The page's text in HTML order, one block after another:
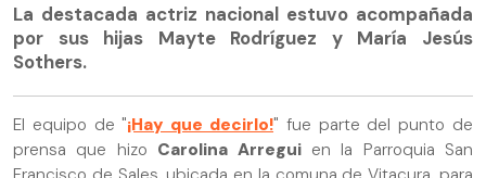
La destacada actriz nacional estuvo acompañada
por sus hijas Mayte Rodríguez y María Jesús
Sothers.
El equipo de "¡Hay que decirlo!" fue parte del punto de
prensa que hizo Carolina Arreguien la Parroquia San